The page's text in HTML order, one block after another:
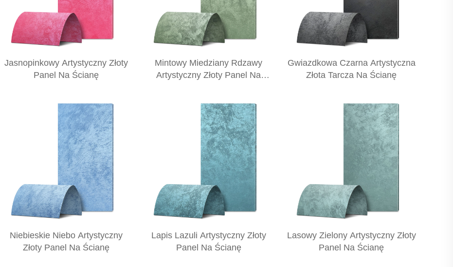
Jasnopinkowy Artystyczny Złoty
Panel Na Ścianę
Mintowy Miedziany Rdzawy
Artystyczny Złoty Panel Na
Gwiazdkowa Czarna Artystyczna
Złota Tarcza Na Ścianę
Niebieskie Niebo Artystyczny
Złoty Panel Na Ścianę
Lapis Lazuli Artystyczny Złoty
Panel Na Ścianę
Lasowy Zielony Artystyczny Złoty
Panel Na Ścianę